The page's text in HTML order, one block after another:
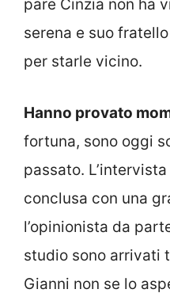
pare Cinzia non ha
serena e suo
per starle vicino.
Hanno provato
fortuna, sono oggi
passato.
conclusa con una
l’opinionista da
studio sono arrivati
Gianni non se lo